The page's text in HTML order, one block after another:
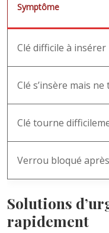
Symptôme
Clé difficile à insérer
Clé s’insère mais
Clé tourne
Verrou bloqué
Solutions
rapidement